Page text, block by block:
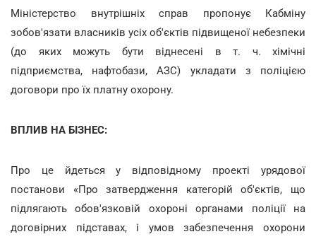
Міністерство внутрішніх справ пропонує Кабміну
зобов'язати власників усіх об'єктів підвищеної небезпеки
(до яких можуть бути віднесені в т. ч. хімічні
підприємства, нафтобази, АЗС) укладати з поліцією
договори про їх платну охорону.
ВПЛИВ НА БІЗНЕС:
Про це йдеться у відповідному проекті урядової
постанови «Про затвердження категорій об'єктів, що
підлягають обов'язковій охороні органами поліції на
договірних підставах, і умов забезпечення охорони